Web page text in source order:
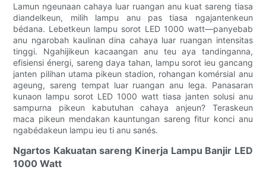
Lamun ngeunaan cahaya luar ruangan anu kuat sareng tiasa
diandelkeun, milih lampu anu pas tiasa ngajantenkeun
bédana. Lebetkeun lampu sorot LED 1000 watt—panyebab
anu ngarobah kaulinan dina cahaya luar ruangan intensitas
tinggi. Ngahijikeun kacaangan anu teu aya tandinganna,
efisiensi énergi, sareng daya tahan, lampu sorot ieu gancang
janten pilihan utama pikeun stadion, rohangan komérsial anu
ageung, sareng tempat luar ruangan anu lega. Panasaran
kunaon lampu sorot LED 1000 watt tiasa janten solusi anu
sampurna pikeun kabutuhan cahaya anjeun? Teraskeun
maca pikeun mendakan kauntungan sareng fitur konci anu
ngabédakeun lampu ieu ti anu sanés.
Ngartos Kakuatan sareng Kinerja Lampu Banjir LED
1000 Watt